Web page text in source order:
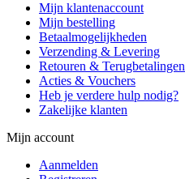
Mijn klantenaccount
Mijn bestelling
Betaalmogelijkheden
Verzending & Levering
Retouren & Terugbetalingen
Acties & Vouchers
Heb je verdere hulp nodig?
Zakelijke klanten
Mijn account
Aanmelden